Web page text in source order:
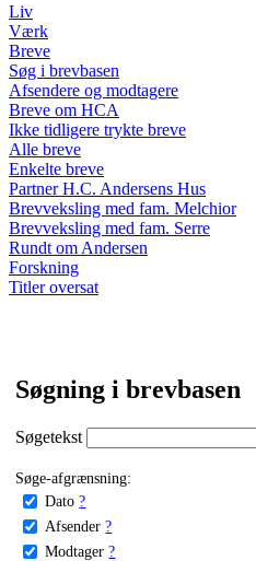
Liv
Værk
Breve
Søg i brevbasen
Afsendere og modtagere
Breve om HCA
Ikke tidligere trykte breve
Alle breve
Enkelte breve
Partner H.C. Andersens Hus
Brevveksling med fam. Melchior
Brevveksling med fam. Serre
Rundt om Andersen
Forskning
Titler oversat
Søgning i brevbasen
Søgetekst
Søge-afgrænsning:
Dato ?
Afsender ?
Modtager ?